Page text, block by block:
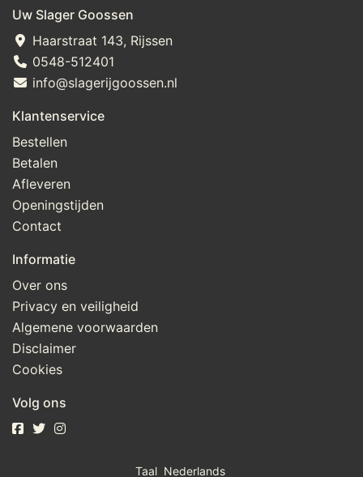
Uw Slager Goossen
Haarstraat 143, Rijssen
0548-512401
info@slagerijgoossen.nl
Klantenservice
Bestellen
Betalen
Afleveren
Openingstijden
Contact
Informatie
Over ons
Privacy en veiligheid
Algemene voorwaarden
Disclaimer
Cookies
Volg ons
Taal